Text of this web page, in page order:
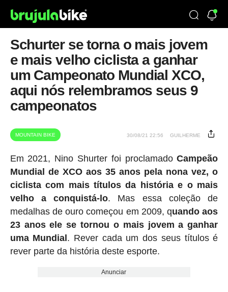
Schurter se torna o mais jovem
e mais velho ciclista a ganhar
um Campeonato Mundial XCO,
aqui nós relembramos seus 9
campeonatos
MOUNTAIN BIKE 30/08/21 22:56 GUILHERME
Em 2021, Nino Shurter foi proclamadoCampeão
Mundial de XCO aos 35 anos pela nona vez, o
ciclista com mais títulos da história e o mais
velho a conquistá-lo. Mas essa coleção de
medalhas de ouro começou em 2009, quando aos
23 anos ele se tornou o mais jovem a ganhar
uma Mundial . Rever cada um dos seus títulos é
rever parte da história deste esporte.
Anunciar